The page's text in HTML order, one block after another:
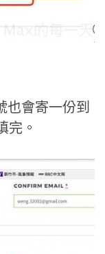
也會寄一份到
完。